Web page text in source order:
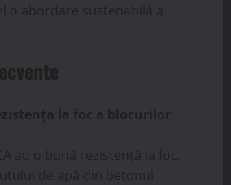
o abordare sustenabilă a
la foc a blocurilor
au o bună rezistență la foc,
de apă din betonul